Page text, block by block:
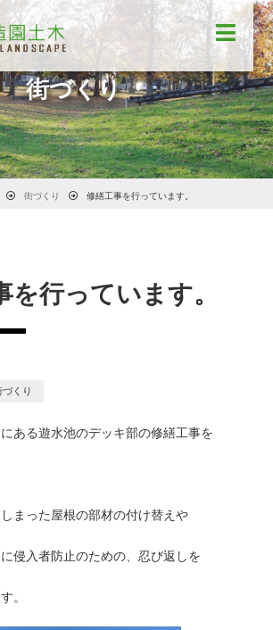
街づくり
街づくり 修繕工事を行っています。
を行っています。
づくり
ある遊水池のデッキ部の修繕工事を
まった屋根の部材の付け替えや
侵入者防止のための、忍び返しを
。